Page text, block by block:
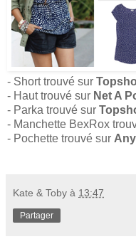
- Short trouvé sur
- Haut trouvé sur Net A
- Parka trouvé sur
- Manchette BexRox
- Pochette trouvé sur
Kate & Toby à 13:47
Partager